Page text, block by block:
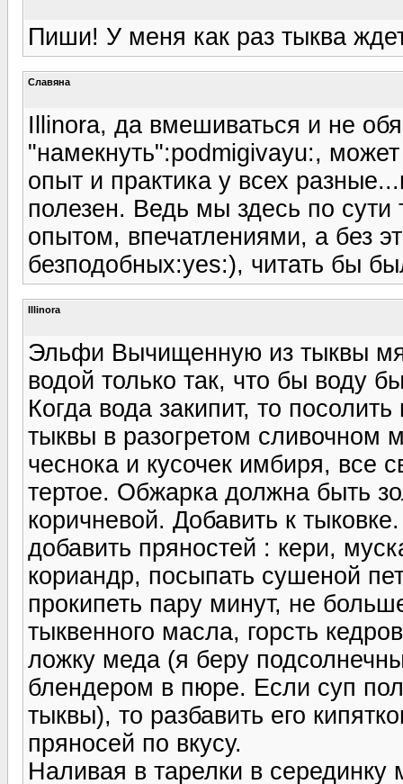
Пиши! У меня как раз тыква
Славяна
Illinora, да вмешиваться и не
"намекнуть":podmigivayu:,
опыт и практика у всех
полезен. Ведь мы здесь по
опытом, впечатлениями, а без
безподобных:yes:), читать бы
Illinora
Эльфи Вычищенную из тыквы
водой только так, что бы воду
Когда вода закипит, то
тыквы в разогретом сливочном
чеснока и кусочек имбиря, все
тертое. Обжарка должна быть
коричневой. Добавить к
добавить пряностей : кери,
кориандр, посыпать сушеной
прокипеть пару минут, не
тыквенного масла, горсть
ложку меда (я беру
блендером в пюре. Если суп
тыквы), то разбавить его
пряносей по вкусу.
Наливая в тарелки в